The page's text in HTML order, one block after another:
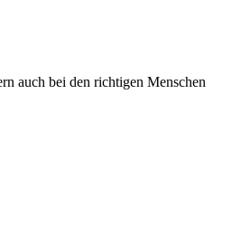
auch bei den richtigen Menschen